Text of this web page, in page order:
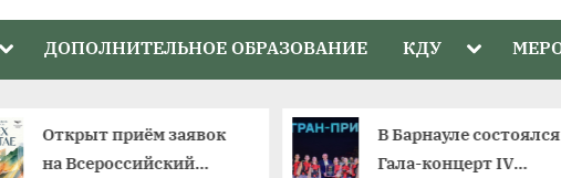
ДОПОЛНИТЕЛЬНОЕ ОБРАЗОВАНИЕ КДУ Toggle
menu
Открыт приём заявок
на Всероссийский
В Барнауле состоялся
Гала-концерт IV